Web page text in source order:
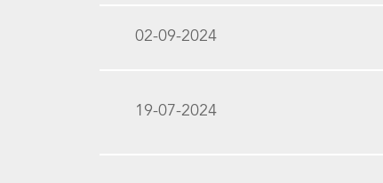
02-09-2024
19-07-2024